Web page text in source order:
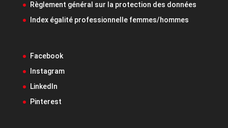
Règlement général sur la protection des données
Index égalité professionnelle femmes/hommes
Facebook
Instagram
LinkedIn
Pinterest